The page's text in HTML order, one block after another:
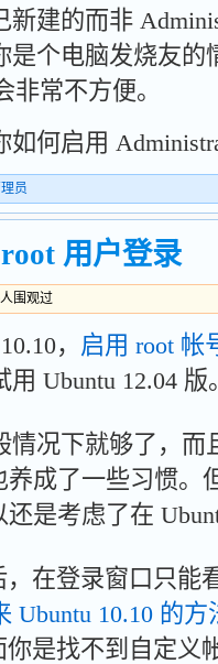
建的而非
是个电脑发烧友的
非常不方便。
何启用
员
用户登录
围观过
， 启用 root 帐
Ubuntu 12.04 版
况下就够了，而
成了一些习惯。
是考虑了在
在登录窗口只能
Ubuntu 10.10 的
你是找不到自定义